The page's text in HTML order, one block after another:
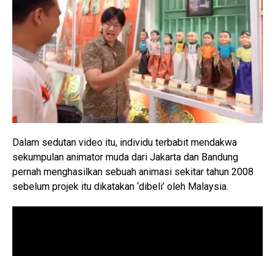
Dalam sedutan video itu, individu terbabit mendakwa
sekumpulan animator muda dari Jakarta dan Bandung
pernah menghasilkan sebuah animasi sekitar tahun 2008
sebelum projek itu dikatakan ‘dibeli’ oleh Malaysia.